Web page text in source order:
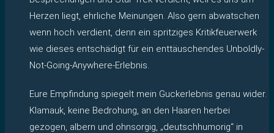
Herzen liegt, ehrliche Meinungen. Also gern abwatschen
wenn hoch verdient, denn ein spritziges Kritikfeuerwerk
wie dieses entschädigt für ein enttäuschendes Unboldly-
Not-Going-Anywhere-Erlebnis.
Eure Empfindung spiegelt mein Guckerlebnis genau wider.
Klamauk, keine Bedrohung, an den Haaren herbei
gezogen, albern und ohnsorgig, „deutschhumorig“ in